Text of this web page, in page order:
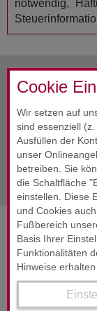
Cookie
Wir setzen auf
sind essenziell
Ausfüllen der
unser
betreiben. Sie
die Schaltfläche
einstellen. Diese
und Cookies
Fußbereich
Basis Ihrer
Funktionalitäten
Hinweise
notwendig,